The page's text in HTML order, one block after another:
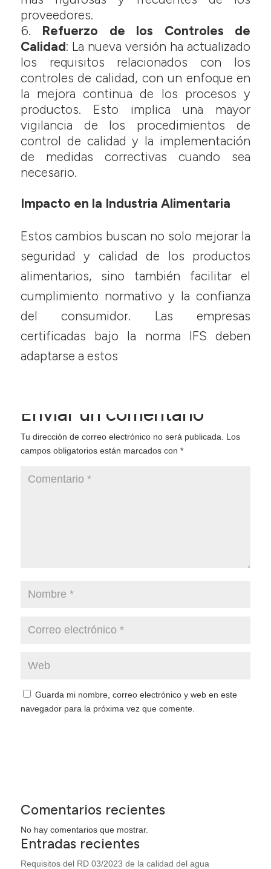
proveedores.
Refuerzo de los Controles de
Calidad: La nueva versión ha actualizado
los requisitos relacionados con los
controles de calidad, con un enfoque en
la mejora continua de los procesos y
productos. Esto implica una mayor
vigilancia de los procedimientos de
control de calidad y la implementación
de medidas correctivas cuando sea
necesario.
Impacto en la Industria Alimentaria
Estos cambios buscan no solo mejorar la
seguridad y calidad de los productos
alimentarios, sino también facilitar el
cumplimiento normativo y la confianza
del consumidor. Las empresas
certificadas bajo la norma IFS deben
adaptarse a estos
Enviar un comentario
Tu dirección de correo electrónico no será publicada.
Los
campos obligatorios están marcados con *
Guarda mi nombre, correo electrónico y web en este
navegador para la próxima vez que comente.
Comentarios recientes
No hay comentarios que mostrar.
Entradas recientes
Requisitos del RD 03/2023 de la calidad del agua